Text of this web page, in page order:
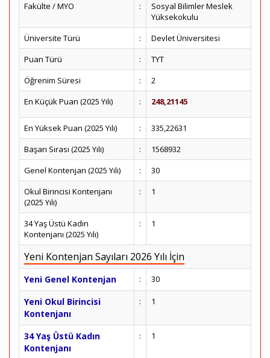
Fakülte / MYO
:
Sosyal Bilimler Meslek
Yüksekokulu
Üniversite Türü
:
Devlet Üniversitesi
Puan Türü
:
TYT
Öğrenim Süresi
:
2
En Küçük Puan (2025 Yılı)
: 248,21145
En Yüksek Puan (2025 Yılı) :
335,22631
Başarı Sırası (2025 Yılı)
:
1568932
Genel Kontenjan (2025 Yılı)
:
30
Okul Birincisi Kontenjanı
(2025 Yılı)
: 1
34 Yaş Üstü Kadın
Kontenjanı (2025 Yılı)
: 1
Yeni Kontenjan Sayıları 2026 Yılı İçin
Yeni Genel Kontenjan : 30
Yeni Okul Birincisi
Kontenjanı
: 1
34 Yaş Üstü Kadın
Kontenjanı
: 1